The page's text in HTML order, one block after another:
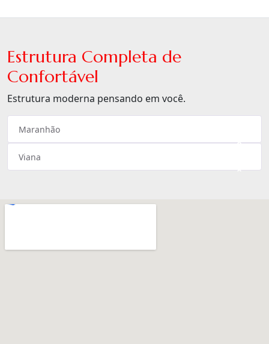
Estrutura Completa de
Confortável
Estrutura moderna pensando em você.
×
Maranhão
×
Viana